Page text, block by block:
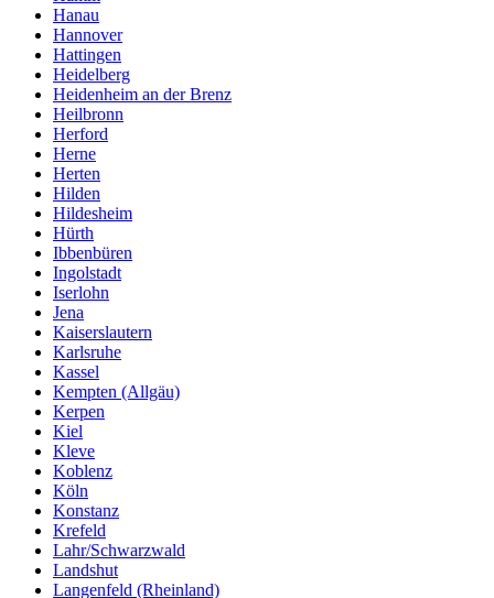
Hanau
Hannover
Hattingen
Heidelberg
Heidenheim an der Brenz
Heilbronn
Herford
Herne
Herten
Hilden
Hildesheim
Hürth
Ibbenbüren
Ingolstadt
Iserlohn
Jena
Kaiserslautern
Karlsruhe
Kassel
Kempten (Allgäu)
Kerpen
Kiel
Kleve
Koblenz
Köln
Konstanz
Krefeld
Lahr/Schwarzwald
Landshut
Langenfeld (Rheinland)